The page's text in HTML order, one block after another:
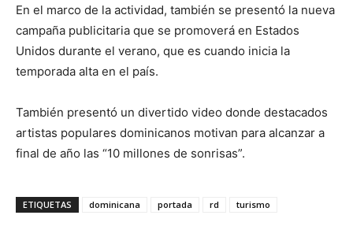
En el marco de la actividad, también se presentó la nueva
campaña publicitaria que se promoverá en Estados
Unidos durante el verano, que es cuando inicia la
temporada alta en el país.
También presentó un divertido video donde destacados
artistas populares dominicanos motivan para alcanzar a
final de año las “10 millones de sonrisas”.
ETIQUETAS dominicana portada rd turismo